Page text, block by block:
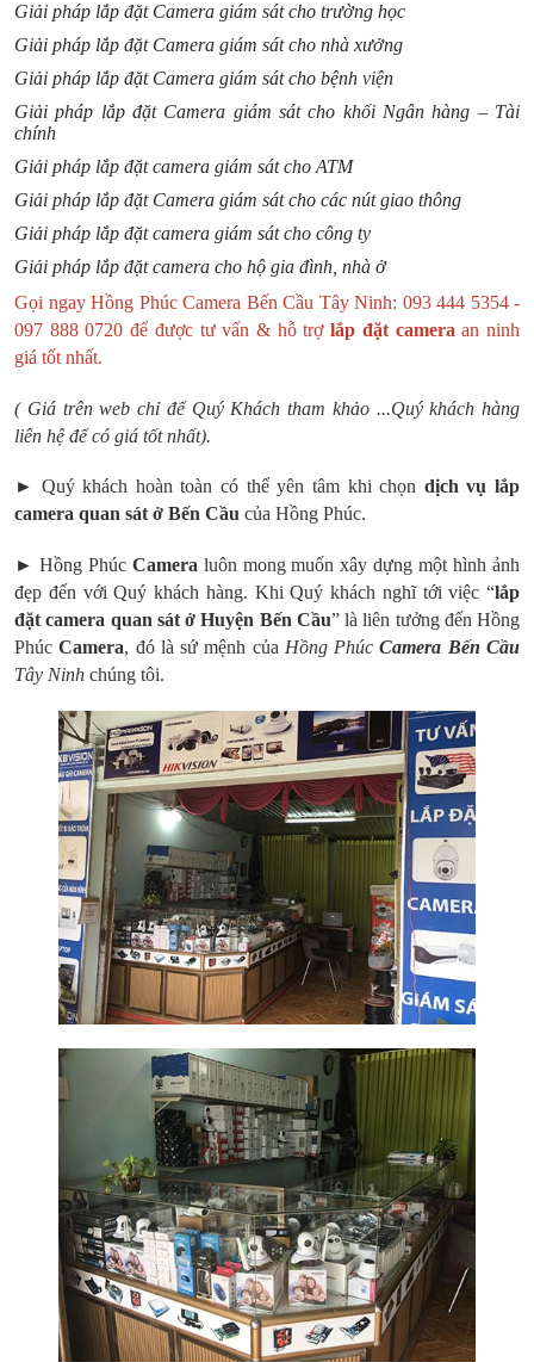
Giải pháp lắp đặt Camera giám sát cho trường học
Giải pháp lắp đặt Camera giám sát cho nhà xưởng
Giải pháp lắp đặt Camera giám sát cho bệnh viện
Giải pháp lắp đặt Camera giám sát cho khối Ngân hàng – Tài
chính
Giải pháp lắp đặt camera giám sát cho ATM
Giải pháp lắp đặt Camera giám sát cho các nút giao thông
Giải pháp lắp đặt camera giám sát cho công ty
Giải pháp lắp đặt camera cho hộ gia đình, nhà ở
Gọi ngay Hồng Phúc Camera Bến Cầu Tây Ninh: 093 444 5354 -
097 888 0720 để được tư vấn & hỗ trợlắp đặt camera an ninh
giá tốt nhất.
( Giá trên web chỉ để Quý Khách tham khảo ...Quý khách hàng
liên hệ để có giá tốt nhất).
► Quý khách hoàn toàn có thể yên tâm khi chọn dịch vụ lắp
camera quan sát ở Bến Cầu của Hồng Phúc.
► Hồng Phúc Camera luôn mong muốn xây dựng một hình ảnh
đẹp đến với Quý khách hàng. Khi Quý khách nghĩ tới việc “lắp
đặt camera quan sát ở Huyện Bến Cầu” là liên tưởng đến Hồng
PhúcCamera, đó là sứ mệnh của Hồng PhúcCamera Bến Cầu
Tây Ninh chúng tôi.